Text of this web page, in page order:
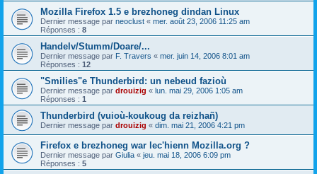
Mozilla Firefox 1.5 e brezhoneg dindan Linux
Dernier message par neoclust « mer. août 23, 2006 11:25 am
Réponses : 8
Handelv/Stumm/Doare/...
Dernier message par F. Travers « mer. juin 14, 2006 8:01 am
Réponses : 12
"Smilies"e Thunderbird: un nebeud fazioù
Dernier message par drouizig « lun. mai 29, 2006 1:05 am
Réponses : 1
Thunderbird (vuioù-koukoug da reizhañ)
Dernier message par drouizig « dim. mai 21, 2006 4:21 pm
Firefox e brezhoneg war lec'hienn Mozilla.org ?
Dernier message par Giulia « jeu. mai 18, 2006 6:09 pm
Réponses : 5